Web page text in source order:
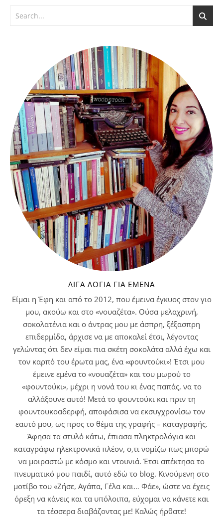
ΛΊΓΑ ΛΌΓΙΑ ΓΙΑ ΕΜΈΝΑ
Είμαι η Έφη και από το 2012, που έμεινα έγκυος στον γιο
μου, ακούω και στο «νουαζέτα». Ούσα μελαχρινή,
σοκολατένια και ο άντρας μου με άσπρη, ξέξασπρη
επιδερμίδα, άρχισε να με αποκαλεί έτσι, λέγοντας
γελώντας ότι δεν είμαι πια σκέτη σοκολάτα αλλά έχω και
τον καρπό του έρωτα μας, ένα «φουντούκι»! Έτσι μου
έμεινε εμένα το «νουαζέτα» και του μωρού το
«φουντούκι», μέχρι η νονά του κι ένας παπάς, να το
αλλάξουνε αυτό! Μετά το φουντούκι και πριν τη
φουντουκοαδερφή, αποφάσισα να εκσυγχρονίσω τον
εαυτό μου, ως προς το θέμα της γραφής – καταγραφής.
Άφησα τα στυλό κάτω, έπιασα πληκτρολόγια και
καταγράφω ηλεκτρονικά πλέον, ο,τι νομίζω πως μπορώ
να μοιραστώ με κόσμο και ντουνιά. Έτσι απέκτησα το
πνευματικό μου παιδί, αυτό εδώ το blog. Κινούμενη στο
μοτίβο του «Ζήσε, Αγάπα, Γέλα και… Φάε», ώστε να έχεις
όρεξη να κάνεις και τα υπόλοιπα, εύχομαι να κάνετε και
τα τέσσερα διαβάζοντας με! Καλώς ήρθατε!